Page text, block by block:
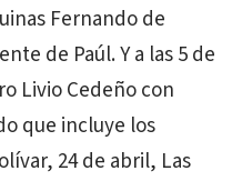
Fernando de
de Paúl. Y a las 5 de
Livio Cedeño con
que incluye los
24 de abril, Las